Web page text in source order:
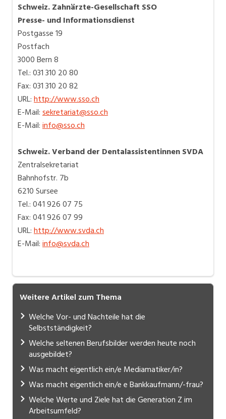
Schweiz. Zahnärzte-Gesellschaft SSO
Presse- und Informationsdienst
Postgasse 19
Postfach
3000 Bern 8
Tel.: 031 310 20 80
Fax: 031 310 20 82
URL:http://www.sso.ch
E-Mail:sekretariat@sso.ch
E-Mail:info@sso.ch
Schweiz. Verband der Dentalassistentinnen SVDA
Zentralsekretariat
Bahnhofstr. 7b
6210 Sursee
Tel.: 041 926 07 75
Fax: 041 926 07 99
URL:http://www.svda.ch
E-Mail:info@svda.ch
Weitere Artikel zum Thema
Welche Vor- und Nachteile hat die
Selbstständigkeit?
Welche seltenen Berufsbilder werden heute noch
ausgebildet?
Was macht eigentlich ein/e Mediamatiker/in?
Was macht eigentlich ein/e e Bankkaufmann/-frau?
Welche Werte und Ziele hat die Generation Z im
Arbeitsumfeld?